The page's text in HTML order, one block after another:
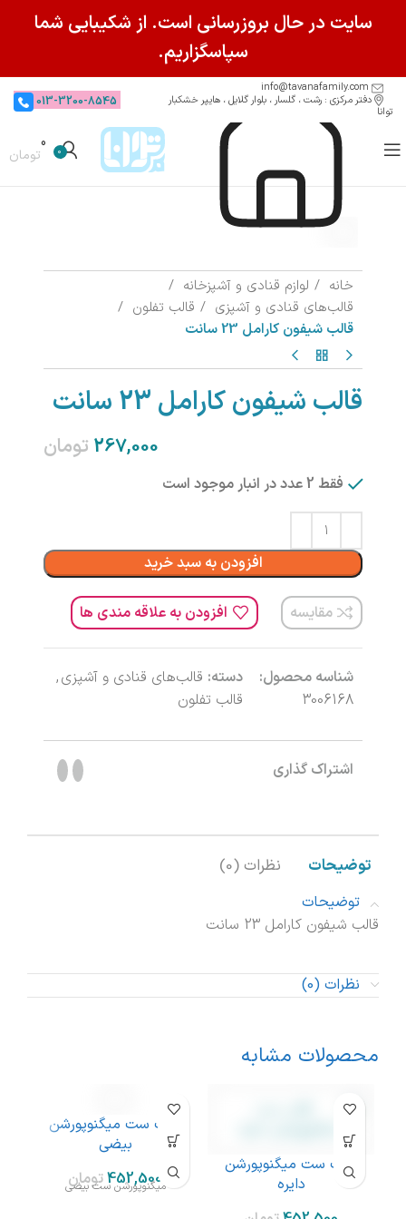
دفتر مرکزی : رشت ، گلسار ، بلوار گلایل ، هایپر خشکبار
توانا
013-3200-8545
0
0
تومان
خانه
لوازم قنادی و آشپزخانه
قالب‌های قنادی و آشپزی
قالب تفلون
قالب شیفون کارامل 23 سانت
قالب شیفون کارامل 23 سانت
تومان
فقط 2 عدد در انبار موجود است
افزودن به سبد خرید
مقایسه افزودن به علاقه مندی ها
شناسه محصول:
3006168
دسته: قالب‌های قنادی و آشپزی,
قالب تفلون
اشتراک گذاری
توضیحات نظرات (0)
توضیحات
قالب شیفون کارامل 23 سانت
نظرات (0)
محصولات مشابه
قالب ست میگنوپورشن
دایره
قالب ست میگنوپورشن
بیضی
تومان
میگنوپورشن ست بیضی
سایت در حال بروزرسانی است. از شکیبایی شما
سپاسگزاریم.